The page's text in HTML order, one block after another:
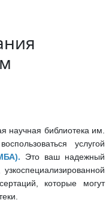
научная библиотека им.
услугой
Это ваш надежный
которые могут